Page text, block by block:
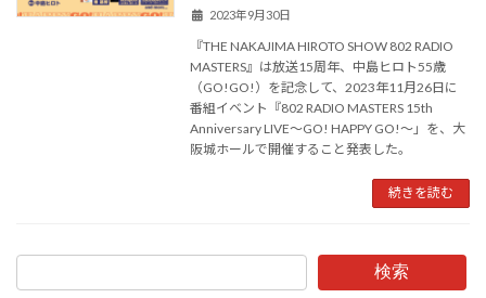
2023年9月30日
『THE NAKAJIMA HIROTO SHOW 802 RADIO
MASTERS』は放送15周年、中島ヒロト55歳
（GO!GO!）を記念して、2023年11月26日に
番組イベント『802 RADIO MASTERS 15th
Anniversary LIVE〜GO! HAPPY GO!〜」を、大
阪城ホールで開催すること発表した。
続きを読む
検索